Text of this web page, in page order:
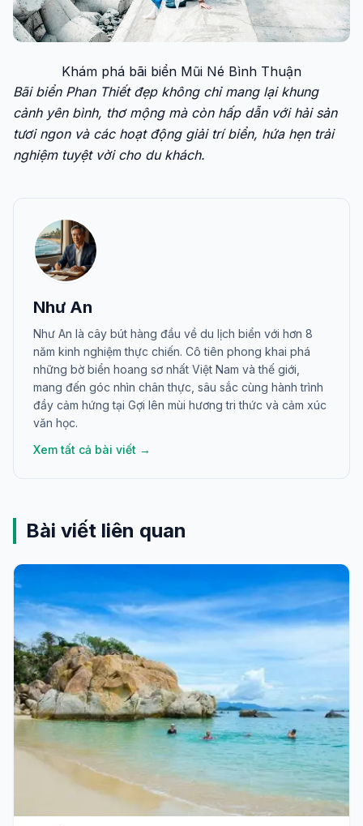
Khám phá bãi biển Mũi Né Bình Thuận
Bãi biển Phan Thiết đẹp không chỉ mang lại khung
cảnh yên bình, thơ mộng mà còn hấp dẫn với hải sản
tươi ngon và các hoạt động giải trí biển, hứa hẹn trải
nghiệm tuyệt vời cho du khách.
Như An
Như An là cây bút hàng đầu về du lịch biển với hơn 8
năm kinh nghiệm thực chiến. Cô tiên phong khai phá
những bờ biển hoang sơ nhất Việt Nam và thế giới,
mang đến góc nhìn chân thực, sâu sắc cùng hành trình
đầy cảm hứng tại Gợi lên mùi hương tri thức và cảm xúc
văn học.
Xem tất cả bài viết →
Bài viết liên quan